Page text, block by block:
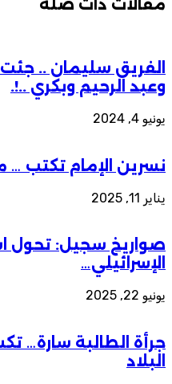
مقالات ذات صلة
الفريق سليمان ..
وعبد الرحيم وبكري ..!.
يونيو 4, 2024
نسرين الإمام تكتب …
يناير 11, 2025
صواريخ سجيل: تحول
الإسرائيلي…
يونيو 22, 2025
جرأة الطالبة سارة…
البلاد